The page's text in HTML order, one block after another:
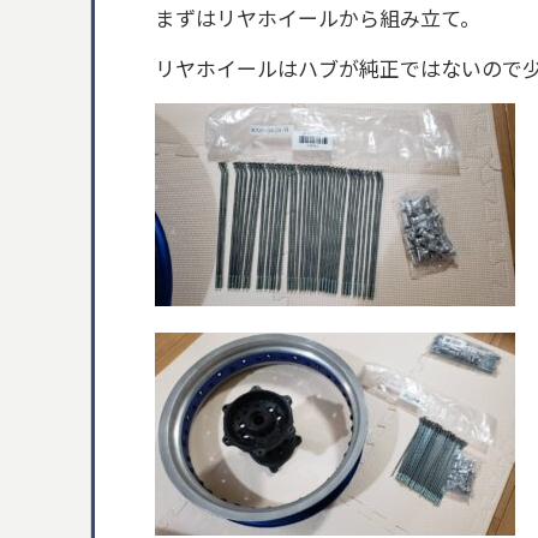
まずはリヤホイールから組み立て。
リヤホイールはハブが純正ではないので